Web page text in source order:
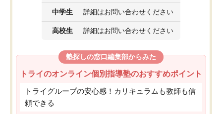
中学生 詳細はお問い合わせください
高校生 詳細はお問い合わせください
塾探しの窓口編集部からみた
トライのオンライン個別指導塾のおすすめポイント
トライグループの安心感！カリキュラムも教師も信
頼できる